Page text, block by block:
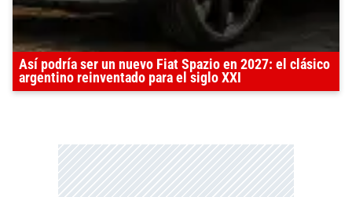
Así podría ser un nuevo Fiat Spazio en 2027: el clásico
argentino reinventado para el siglo XXI